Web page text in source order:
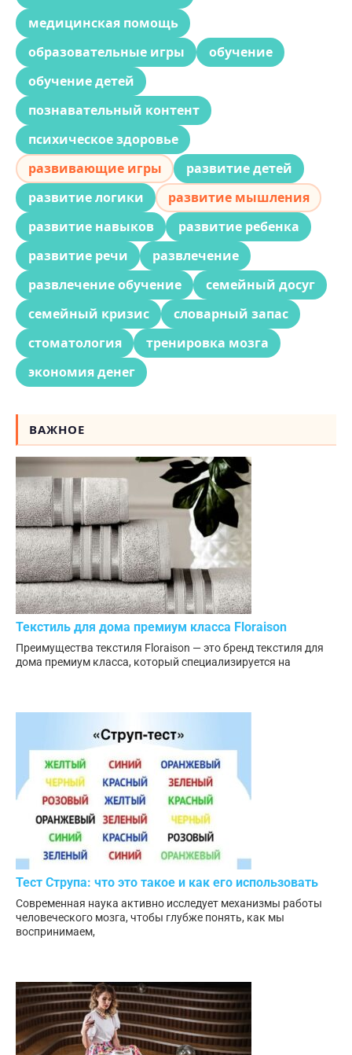
медицинская помощь
образовательные игры
обучение
обучение детей
познавательный контент
психическое здоровье
развивающие игры
развитие детей
развитие логики
развитие мышления
развитие навыков
развитие ребенка
развитие речи
развлечение
развлечение обучение
семейный досуг
семейный кризис
словарный запас
стоматология
тренировка мозга
экономия денег
ВАЖНОЕ
Текстиль для дома премиум класса Floraison
Преимущества текстиля Floraison — это бренд текстиля для
дома премиум класса, который специализируется на
Тест Струпа: что это такое и как его использовать
Современная наука активно исследует механизмы работы
человеческого мозга, чтобы глубже понять, как мы
воспринимаем,